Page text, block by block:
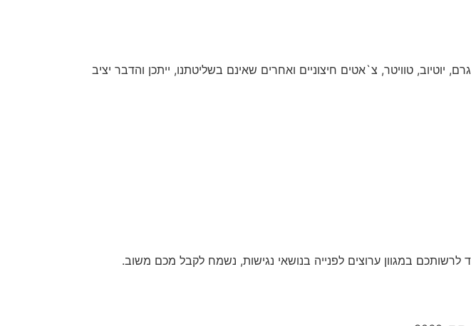
טוויטר, צ`אטים חיצוניים ואחרים שאינם בשליטתנו, ייתכן והדבר יציב
במגוון ערוצים לפנייה בנושאי נגישות, נשמח לקבל מכם משוב.